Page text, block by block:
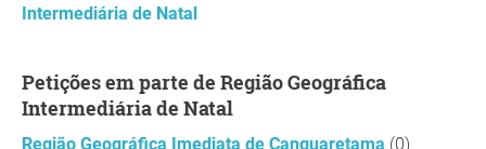
Intermediária de Natal
Petições em parte de Região Geográfica
Intermediária de Natal
Região Geográfica Imediata de Canguaretama (0)